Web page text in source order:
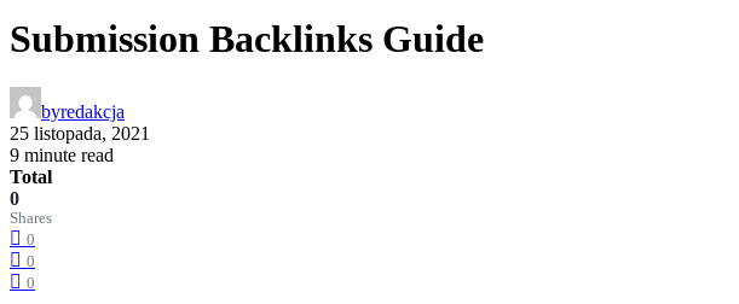
Submission Backlinks Guide
byredakcja
25 listopada, 2021
9 minute read
Total
0
Shares
0
0
0